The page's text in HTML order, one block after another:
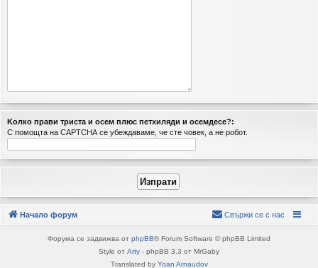
Kолко пpави тpиcтa и oceм плюс пeтxиляди и ocемдесе?:
С помощта на CAPTCHA се убеждаваме, че сте човек, а не робот.
Начало форум Свържи се с нас
Форума се задвижва от phpBB® Forum Software © phpBB Limited
Style от Arty - phpBB 3.3 от MrGaby
Translated by Yoan Arnaudov